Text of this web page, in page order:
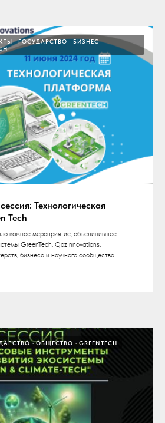
ГОСУДАРСТВО
БИЗНЕС
Технологическая
Tech
важное мероприятие, объединившее
GreenTech: QazInnovations,
бизнеса и научного сообщества.
ОБЩЕСТВО GREENTECH